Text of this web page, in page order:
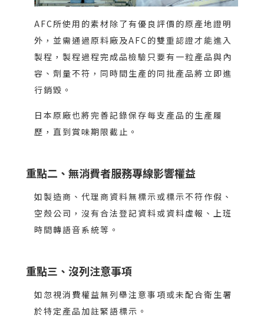
AFC所使用的素材除了有優良評價的原產地證明
外，並需通過原料廠及AFC的雙重認證才能進入
製程，製程過程完成品檢驗只要有一粒產品與內
容、劑量不符，同時間生產的同批產品將立即進
行銷毀。
日本原廠也將完善記錄保存每支產品的生產履
歷，直到賞味期限截止。
重點二、無消費者服務專線影響權益
如製造商、代理商資料無標示或標示不符作假、
空殼公司，沒有合法登記資料或資料虛報、上班
時間轉語音系統等。
重點三、沒列注意事項
如忽視消費權益無列舉注意事項或未配合衛生署
於特定產品加註緊語標示。